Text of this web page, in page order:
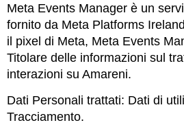
Meta Events Manager è un
fornito da Meta Platforms
il pixel di Meta, Meta Events
Titolare delle informazioni sul
interazioni su Amareni.
Dati Personali trattati: Dati di
Tracciamento.